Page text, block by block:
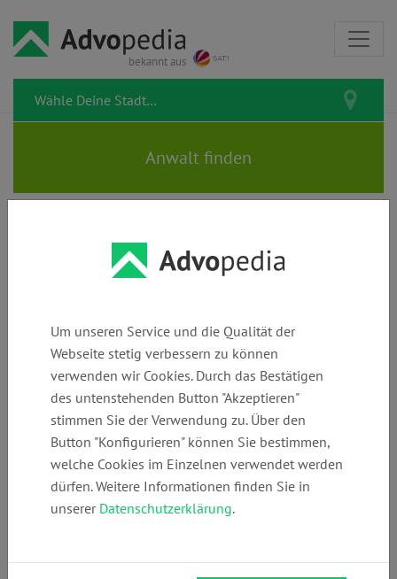
bekannt aus
Rechtstipps zum Thema Barfuß
Unfall im Straßenverkehr
Um unseren Service und die Qualität der
Webseite stetig verbessern zu können
verwenden wir Cookies. Durch das Bestätigen
des untenstehenden Button "Akzeptieren"
stimmen Sie der Verwendung zu. Über den
Button "Konfigurieren" können Sie bestimmen,
welche Cookies im Einzelnen verwendet werden
dürfen. Weitere Informationen finden Sie in
unserer Datenschutzerklärung.